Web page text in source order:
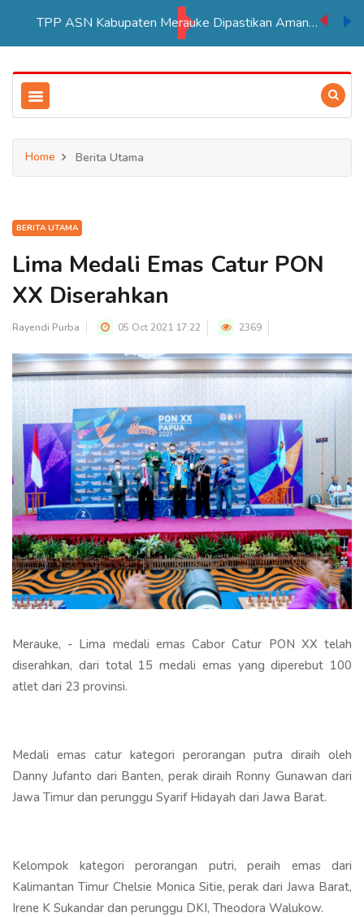
TPP ASN Kabupaten Merauke Dipastikan Aman Hingga Akhir Tahun 2026
Home Berita Utama
BERITA UTAMA
Lima Medali Emas Catur PON
XX Diserahkan
Rayendi Purba 05 Oct 2021 17:22 2369
Merauke, - Lima medali emas Cabor Catur PON XX telah
diserahkan, dari total 15 medali emas yang diperebut 100
atlet dari 23 provinsi.
Medali emas catur kategori perorangan putra diraih oleh
Danny Jufanto dari Banten, perak diraih Ronny Gunawan dari
Jawa Timur dan perunggu Syarif Hidayah dari Jawa Barat.
Kelompok kategori perorangan putri, peraih emas dari
Kalimantan Timur Chelsie Monica Sitie, perak dari Jawa Barat,
Irene K Sukandar dan perunggu DKI, Theodora Walukow.